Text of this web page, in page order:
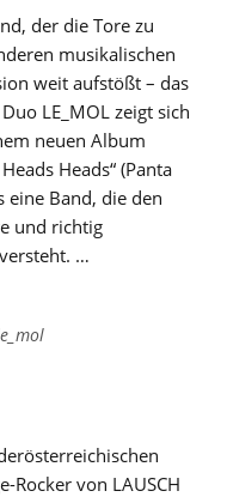
der die Tore zu
musikalischen
weit aufstößt – das
LE_MOL zeigt sich
neuen Album
Heads“ (Panta
eine Band, die den
und richtig
…
Rocker von LAUSCH